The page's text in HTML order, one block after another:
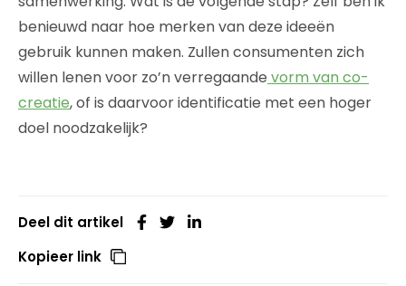
benieuwd naar hoe merken van deze ideeën
gebruik kunnen maken. Zullen consumenten zich
willen lenen voor zo’n verregaande vorm van co-
creatie, of is daarvoor identificatie met een hoger
doel noodzakelijk?
Deel dit artikel
Kopieer link